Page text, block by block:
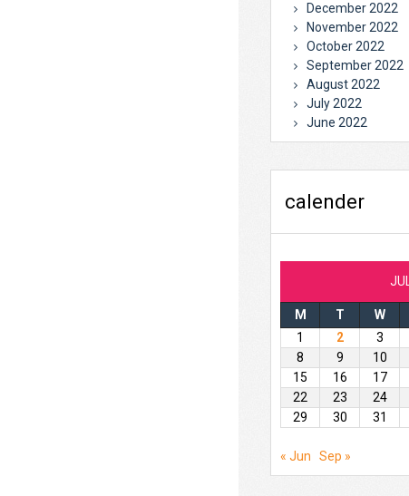
December 2022
November 2022
October 2022
September 2022
August 2022
July 2022
June 2022
calender
M T W
1
2 3
8
9 10
15
16 17
22
23 24
29
30 31
« Jun Sep »